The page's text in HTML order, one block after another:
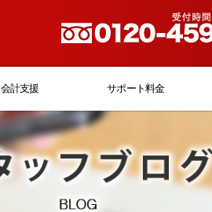
会計支援 サポート料金